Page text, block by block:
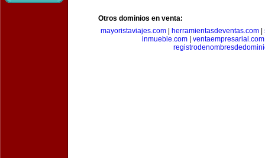
Otros dominios en venta:
mayoristaviajes.com| herramientasdeventas.com|
inmueble.com| ventaempresarial.com